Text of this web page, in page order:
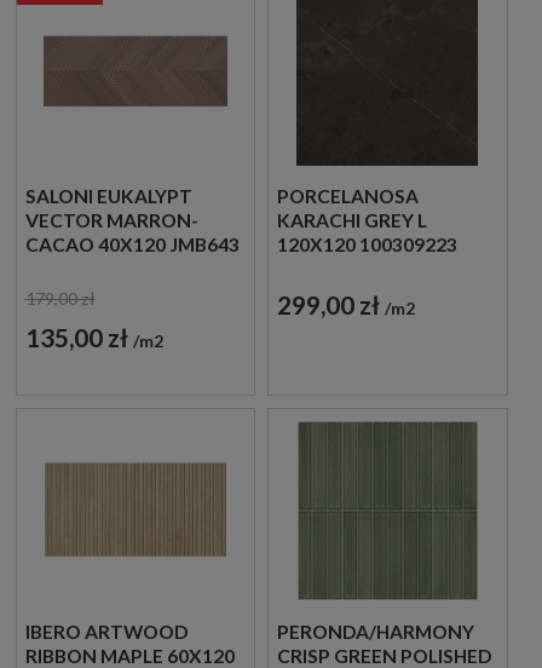
SALONI EUKALYPT
VECTOR MARRON-
CACAO 40X120 JMB643
DREWNOPODOBNE
179,00 zł
135,00 zł m2
PORCELANOSA
KARACHI GREY L
120X120 100309223
299,00 zł m2
IBERO ARTWOOD
RIBBON MAPLE 60X120
PERONDA/HARMONY
CRISP GREEN POLISHED